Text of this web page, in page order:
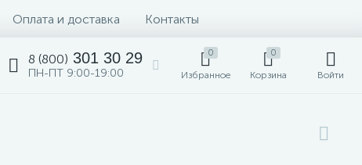
Оплата и доставка Контакты
8 (800) 301 30 29
ПН-ПТ 9:00-19:00
0
Избранное
0
Корзина Войти